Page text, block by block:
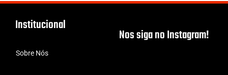
Institucional
Sobre Nós
Nos siga no Instagram!